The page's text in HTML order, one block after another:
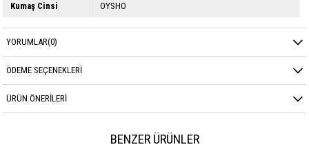
Kumaş Cinsi OYSHO
YORUMLAR(0)
ÖDEME SEÇENEKLERI
ÜRÜN ÖNERILERI
BENZER ÜRÜNLER